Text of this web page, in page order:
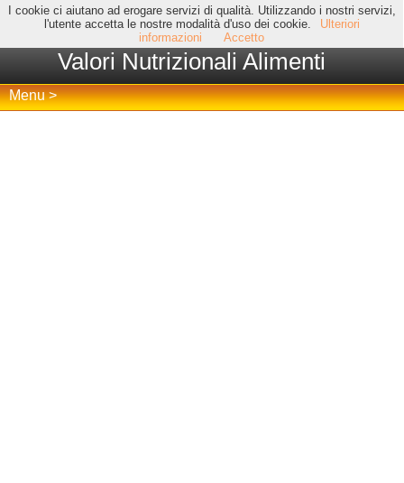
I cookie ci aiutano ad erogare servizi di qualità. Utilizzando i nostri servizi,
l'utente accetta le nostre modalità d'uso dei cookie.
Ulteriori
informazioni
Accetto
Valori Nutrizionali Alimenti
Menu >